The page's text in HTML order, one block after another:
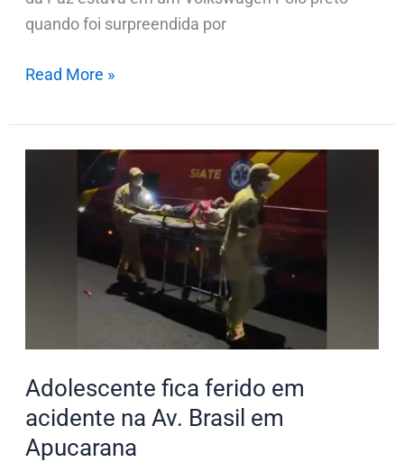
quando foi surpreendida por
Read More »
Adolescente fica ferido em
acidente na Av. Brasil em
Apucarana
Adolescente
Brasil
Apucarana